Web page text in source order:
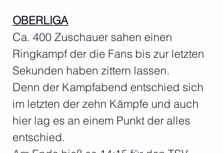
OBERLIGA
Ca. 400 Zuschauer sahen einen
Ringkampf der die Fans bis zur letzten
Sekunden haben zittern lassen.
Denn der Kampfabend entschied sich
im letzten der zehn Kämpfe und auch
hier lag es an einem Punkt der alles
entschied.